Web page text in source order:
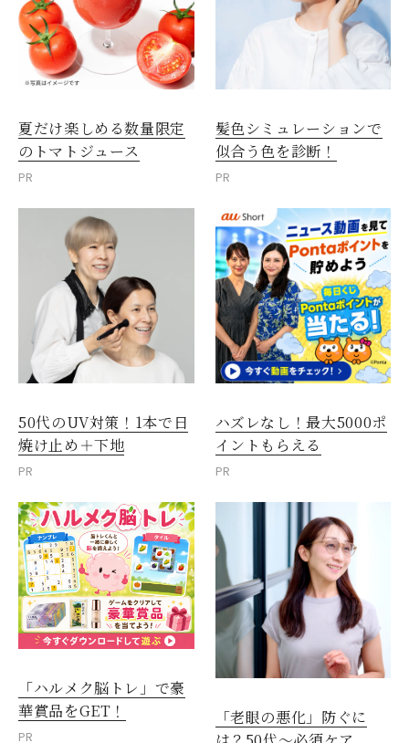
夏だけ楽しめる数量限定
のトマトジュース
PR
髪色シミュレーションで
似合う色を診断！
PR
50代のUV対策！1本で日
焼け止め＋下地
PR
ハズレなし！最大5000ポ
イントもらえる
PR
「ハルメク脳トレ」で豪
華賞品をGET！
PR
「老眼の悪化」防ぐに